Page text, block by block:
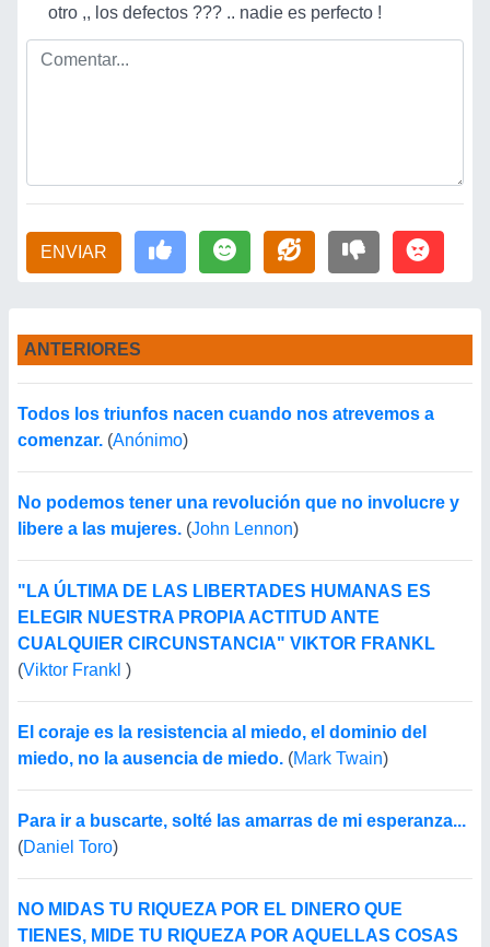
otro ,, los defectos ??? .. nadie es perfecto !
ENVIAR
ANTERIORES
Todos los triunfos nacen cuando nos atrevemos a
comenzar. (Anónimo)
No podemos tener una revolución que no involucre y
libere a las mujeres. (John Lennon)
"LA ÚLTIMA DE LAS LIBERTADES HUMANAS ES
ELEGIR NUESTRA PROPIA ACTITUD ANTE
CUALQUIER CIRCUNSTANCIA" VIKTOR FRANKL
(Viktor Frankl )
El coraje es la resistencia al miedo, el dominio del
miedo, no la ausencia de miedo. (Mark Twain)
Para ir a buscarte, solté las amarras de mi esperanza...
(Daniel Toro)
NO MIDAS TU RIQUEZA POR EL DINERO QUE
TIENES, MIDE TU RIQUEZA POR AQUELLAS COSAS